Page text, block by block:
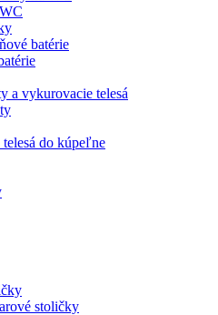
batérie
a vykurovacie telesá
do kúpeľne
stoličky